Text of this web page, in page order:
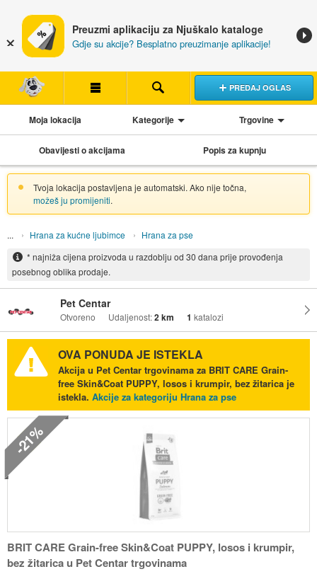
Preuzmi aplikaciju za Njuškalo kataloge
Gdje su akcije? Besplatno preuzimanje aplikacije!
PREDAJ OGLAS
Moja lokacija Kategorije Trgovine
Obavijesti o akcijama Popis za kupnju
Tvoja lokacija postavljena je automatski. Ako nije točna,
možeš ju promijeniti.
Hrana za kućne ljubimce
Hrana za pse
* najniža cijena proizvoda u razdoblju od 30 dana prije provođenja
posebnog oblika prodaje.
Pet Centar
Otvoreno Udaljenost:2 km 1 katalozi
OVA PONUDA JE ISTEKLA
Akcija u Pet Centar trgovinama za BRIT CARE Grain-
free Skin&Coat PUPPY, losos i krumpir, bez žitarica je
istekla. Akcije za kategoriju Hrana za pse
-21%
BRIT CARE Grain-free Skin&Coat PUPPY, losos i krumpir,
bez žitarica u Pet Centar trgovinama